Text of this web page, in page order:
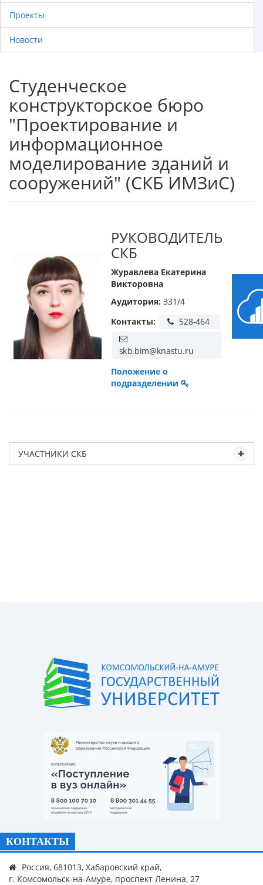
Проекты
Новости
Студенческое
конструкторское бюро
"Проектирование и
информационное
моделирование зданий и
сооружений" (СКБ ИМЗиС)
РУКОВОДИТЕЛЬ
СКБ
Журавлева Екатерина
Викторовна
Аудитория: 331/4
Контакты:
Положение о
подразделении
УЧАСТНИКИ СКБ
КОНТАКТЫ
Россия, 681013, Хабаровский край,
г. Комсомольск-на-Амуре, проспект Ленина, 27